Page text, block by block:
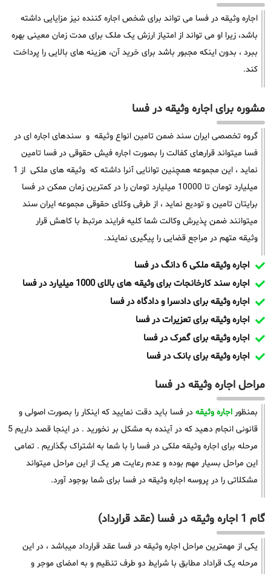
اجاره وثیقه در فسا می تواند برای شخص اجاره کننده نیز مزایایی داشته
باشد، زیرا او می تواند از امتیاز ارزش یک ملک برای مدت زمان معینی بهره
ببرد ، بدون اینکه مجبور باشد برای خرید آن، هزینه های بالایی را پرداخت
کند.
مشوره برای اجاره وثیقه در فسا
گروه تخصصی ایران سند ضمن تامین انواع وثیقه و سندهای اجاره ای در
فسا میتواند قرارهای کفالت را بصورت اجاره فیش حقوقی در فسا تامین
نماید ، این مجموعه همچنین توانایی آنرا داشته که وثیقه های ملکی از 1
میلیارد تومان تا 10000 میلیارد تومان را در کمترین زمان ممکن در فسا
برایتان تامین و تودیع نماید ، از طرفی وکلای حقوقی مجموعه ایران سند
میتوانند ضمن پذیرش وکالت شما کلیه فرایند مرتبط با کاهش قرار
وثیقه متهم در مراجع قضایی را پیگیری نمایند.
اجاره وثیقه ملکی 6 دانگ در فسا
اجاره سند کارخانجات برای وثیقه های بالای 1000 میلیارد در فسا
اجاره وثیقه برای دادسرا و دادگاه در فسا
اجاره وثیقه برای تعزیرات در فسا
اجاره وثیقه برای گمرک در فسا
اجاره وثیقه برای بانک در فسا
مراحل اجاره وثیقه در فسا
بمنظور اجاره وثیقه در فسا باید دقت نمایید که اینکار را بصورت اصولی و
قانونی انجام دهید که در آینده به مشکل بر نخورید . در اینجا قصد داریم 5
مرحله برای اجاره وثیقه ملکی در فسا را با شما به اشتراک بگذاریم . تمامی
این مراحل بسیار مهم بوده و عدم رعایت هر یک از این مراحل میتواند
مشکلاتی را در پروسه اجاره وثیقه در فسا برای شما بوجود آورد.
گام 1 اجاره وثیقه در فسا (عقد قرارداد)
یکی از مهمترین مراحل اجاره وثیقه در فسا عقد قرارداد میباشد ، در این
مرحله یک قراداد مطابق با شرایط دو طرف تنظیم و به امضای موجر و